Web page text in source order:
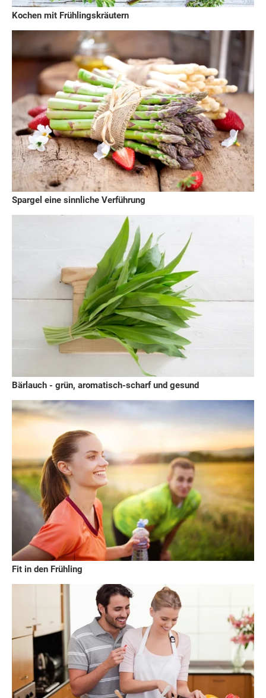
Kochen mit Frühlingskräutern
Spargel eine sinnliche Verführung
Bärlauch - grün, aromatisch-scharf und gesund
Fit in den Frühling